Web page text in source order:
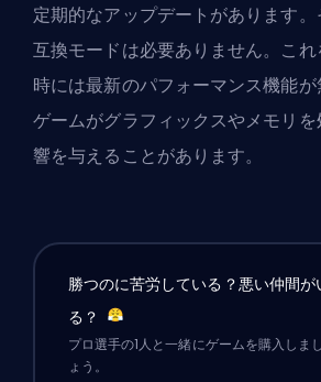
定期的なアップデートがあります
互換モードは必要ありません。これ
時には最新のパフォーマンス機能が
ゲームがグラフィックスやメモリ
響を与えることがあります。
勝つのに苦労している？悪い仲間が
る？
プロ選手の1人と一緒にゲームを購入しまし
ょう。